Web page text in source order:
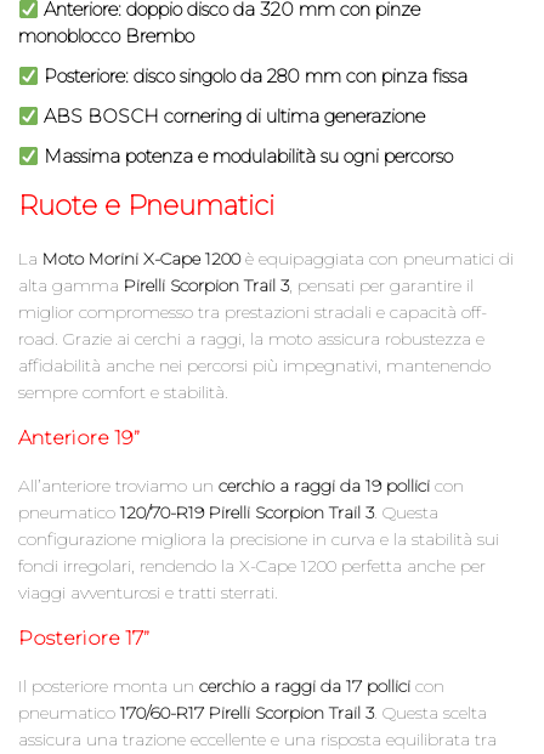
Anteriore: doppio disco da 320 mm con pinze
monoblocco Brembo
Posteriore: disco singolo da 280 mm con pinza fissa
ABS BOSCH cornering di ultima generazione
Massima potenza e modulabilità su ogni percorso
Ruote e Pneumatici
La Moto Morini X-Cape 1200è equipaggiata con pneumatici di
alta gamma Pirelli Scorpion Trail 3, pensati per garantire il
miglior compromesso tra prestazioni stradali e capacità off-
road. Grazie ai cerchi a raggi, la moto assicura robustezza e
affidabilità anche nei percorsi più impegnativi, mantenendo
sempre comfort e stabilità.
Anteriore 19”
All’anteriore troviamo un cerchio a raggi da 19 pollici con
pneumatico 120/70-R19 Pirelli Scorpion Trail 3. Questa
configurazione migliora la precisione in curva e la stabilità sui
fondi irregolari, rendendo la X-Cape 1200 perfetta anche per
viaggi avventurosi e tratti sterrati.
Posteriore 17”
Il posteriore monta un cerchio a raggi da 17 pollici con
pneumatico 170/60-R17 Pirelli Scorpion Trail 3. Questa scelta
assicura una trazione eccellente e una risposta equilibrata tra